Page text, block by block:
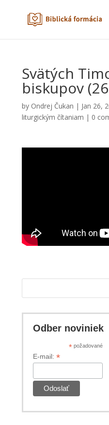
Svätých
biskupov
by Ondrej Čukan | Jan 26,
liturgickým čítaniam | 0
Odber noviniek
*požadované
E-mail: *